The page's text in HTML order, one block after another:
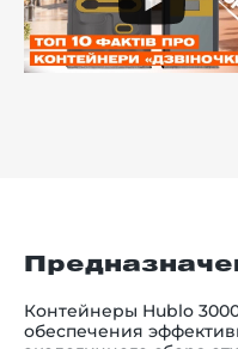
Контейнеры Hublo
обеспечения